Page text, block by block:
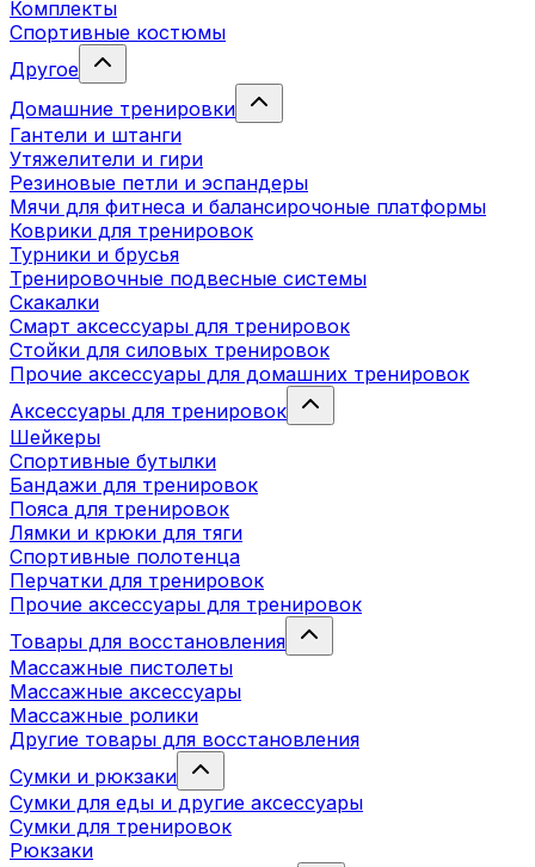
Комплекты
Спортивные костюмы
Другое
Домашние тренировки
Гантели и штанги
Утяжелители и гири
Резиновые петли и эспандеры
Мячи для фитнеса и балансирочоные платформы
Коврики для тренировок
Турники и брусья
Тренировочные подвесные системы
Скакалки
Смарт аксессуары для тренировок
Стойки для силовых тренировок
Прочие аксессуары для домашних тренировок
Аксессуары для тренировок
Шейкеры
Спортивные бутылки
Бандажи для тренировок
Пояса для тренировок
Лямки и крюки для тяги
Спортивные полотенца
Перчатки для тренировок
Прочие аксессуары для тренировок
Товары для восстановления
Массажные пистолеты
Массажные аксессуары
Массажные ролики
Другие товары для восстановления
Сумки и рюкзаки
Сумки для еды и другие аксессуары
Сумки для тренировок
Рюкзаки